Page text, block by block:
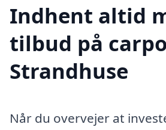
Indhent altid
tilbud på
Strandhuse
Når du overvejer at